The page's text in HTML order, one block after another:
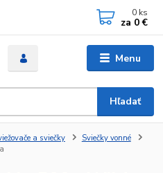
Menu
Hľadať
0 ks
za 0 €
a sviečky
Sviečky vonné